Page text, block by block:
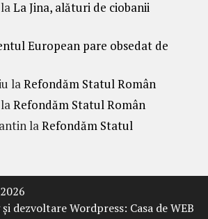
laLa Jina, alături de ciobanii
European pare obsedat de
laRefondăm Statul Român
laRefondăm Statul Român
laRefondăm Statul
dezvoltare Wordpress: Casa de WEB